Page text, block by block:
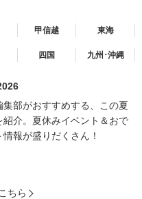
甲信越 東海
四国 九州･沖縄
集部がおすすめする、この夏
紹介。夏休みイベント＆おで
報が盛りだくさん！
ちら